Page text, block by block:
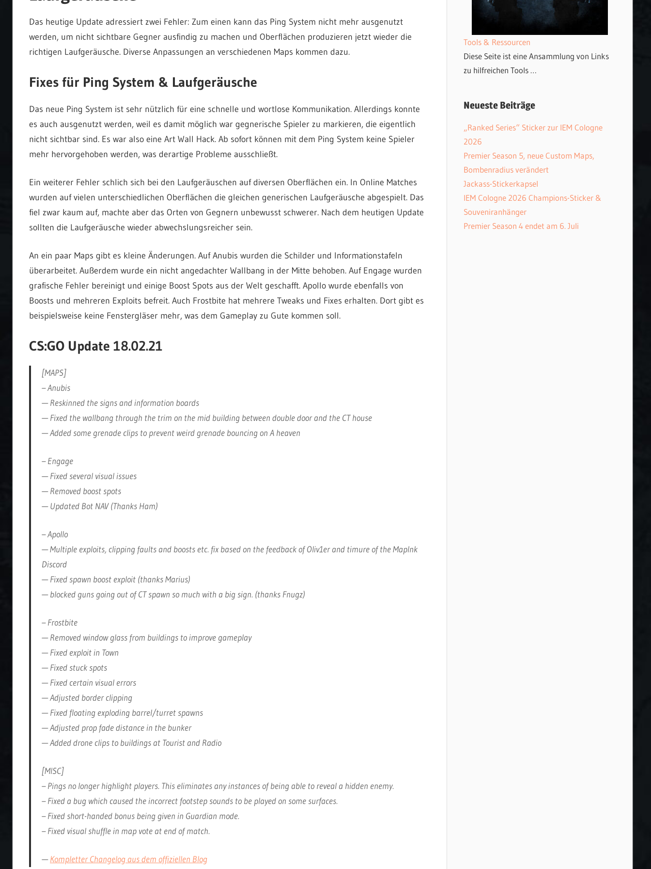
Das heutige Update adressiert zwei Fehler: Zum einen kann das Ping System nicht mehr ausgenutzt
werden, um nicht sichtbare Gegner ausfindig zu machen und Oberflächen produzieren jetzt wieder die
richtigen Laufgeräusche. Diverse Anpassungen an verschiedenen Maps kommen dazu.
Fixes für Ping System & Laufgeräusche
Das neue Ping System ist sehr nützlich für eine schnelle und wortlose Kommunikation. Allerdings konnte
es auch ausgenutzt werden, weil es damit möglich war gegnerische Spieler zu markieren, die eigentlich
nicht sichtbar sind. Es war also eine Art Wall Hack. Ab sofort können mit dem Ping System keine Spieler
mehr hervorgehoben werden, was derartige Probleme ausschließt.
Ein weiterer Fehler schlich sich bei den Laufgeräuschen auf diversen Oberflächen ein. In Online Matches
wurden auf vielen unterschiedlichen Oberflächen die gleichen generischen Laufgeräusche abgespielt. Das
fiel zwar kaum auf, machte aber das Orten von Gegnern unbewusst schwerer. Nach dem heutigen Update
sollten die Laufgeräusche wieder abwechslungsreicher sein.
An ein paar Maps gibt es kleine Änderungen. Auf Anubis wurden die Schilder und Informationstafeln
überarbeitet. Außerdem wurde ein nicht angedachter Wallbang in der Mitte behoben. Auf Engage wurden
grafische Fehler bereinigt und einige Boost Spots aus der Welt geschafft. Apollo wurde ebenfalls von
Boosts und mehreren Exploits befreit. Auch Frostbite hat mehrere Tweaks und Fixes erhalten. Dort gibt es
beispielsweise keine Fenstergläser mehr, was dem Gameplay zu Gute kommen soll.
CS:GO Update 18.02.21
[MAPS]
– Anubis
— Reskinned the signs and information boards
— Fixed the wallbang through the trim on the mid building between double door and the CT house
— Added some grenade clips to prevent weird grenade bouncing on A heaven
– Engage
— Fixed several visual issues
— Removed boost spots
— Updated Bot NAV (Thanks Ham)
– Apollo
— Multiple exploits, clipping faults and boosts etc. fix based on the feedback of Oliv1er and timure of the MapInk
Discord
— Fixed spawn boost exploit (thanks Marius)
— blocked guns going out of CT spawn so much with a big sign. (thanks Fnugz)
– Frostbite
— Removed window glass from buildings to improve gameplay
— Fixed exploit in Town
— Fixed stuck spots
— Fixed certain visual errors
— Adjusted border clipping
— Fixed floating exploding barrel/turret spawns
— Adjusted prop fade distance in the bunker
— Added drone clips to buildings at Tourist and Radio
[MISC]
– Pings no longer highlight players. This eliminates any instances of being able to reveal a hidden enemy.
– Fixed a bug which caused the incorrect footstep sounds to be played on some surfaces.
– Fixed short-handed bonus being given in Guardian mode.
– Fixed visual shuffle in map vote at end of match.
—Kompletter Changelog aus dem offiziellen Blog
Tools & Ressourcen
Diese Seite ist eine Ansammlung von Links
zu hilfreichen Tools …
Neueste Beiträge
„Ranked Series“ Sticker zur IEM Cologne
2026
Premier Season 5, neue Custom Maps,
Bombenradius verändert
Jackass-Stickerkapsel
IEM Cologne 2026 Champions-Sticker &
Souveniranhänger
Premier Season 4 endet am 6. Juli